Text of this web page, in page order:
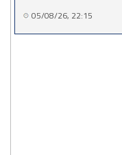
05/08/26, 22:15